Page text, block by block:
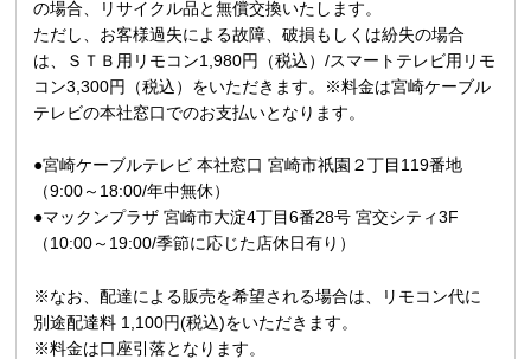
の場合、リサイクル品と無償交換いたします。
ただし、お客様過失による故障、破損もしくは紛失の場合
は、ＳＴＢ用リモコン1,980円（税込）/スマートテレビ用リモ
コン3,300円（税込）をいただきます。※料金は宮崎ケーブル
テレビの本社窓口でのお支払いとなります。
●宮崎ケーブルテレビ 本社窓口 宮崎市祇園２丁目119番地
（9:00～18:00/年中無休）
●マックンプラザ 宮崎市大淀4丁目6番28号 宮交シティ3F
（10:00～19:00/季節に応じた店休日有り）
※なお、配達による販売を希望される場合は、リモコン代に
別途配達料 1,100円(税込)をいただきます。
※料金は口座引落となります。